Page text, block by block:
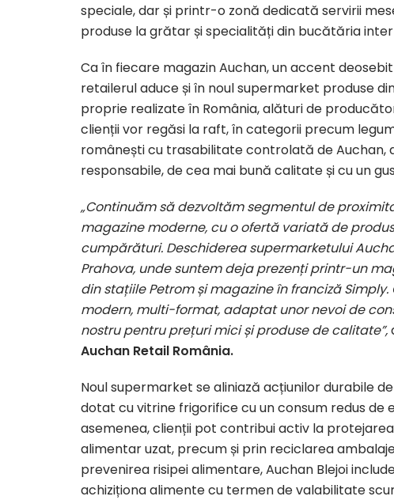
speciale, dar și printr-o zonă dedicată servirii
produse la grătar și specialități din bucătăria
Ca în fiecare magazin Auchan, un accent
retailerul aduce și în noul supermarket produse
proprie realizate în România, alături de
clienții vor regăsi la raft, în categorii precum
românești cu trasabilitate controlată de Auchan,
responsabile, de cea mai bună calitate și cu un
„Continuăm să dezvoltăm segmentul de
magazine moderne, cu o ofertă variată de
cumpărături. Deschiderea supermarketului
Prahova, unde suntem deja prezenți printr-un
din stațiile Petrom și magazine în franciză
modern, multi-format, adaptat unor nevoi de
nostru pentru prețuri mici și produse de calitate”,
Auchan Retail România.
Noul supermarket se aliniază acțiunilor durabile
dotat cu vitrine frigorifice cu un consum redus de
asemenea, clienții pot contribui activ la
alimentar uzat, precum și prin reciclarea
prevenirea risipei alimentare, Auchan Blejoi
achiziționa alimente cu termen de valabilitate